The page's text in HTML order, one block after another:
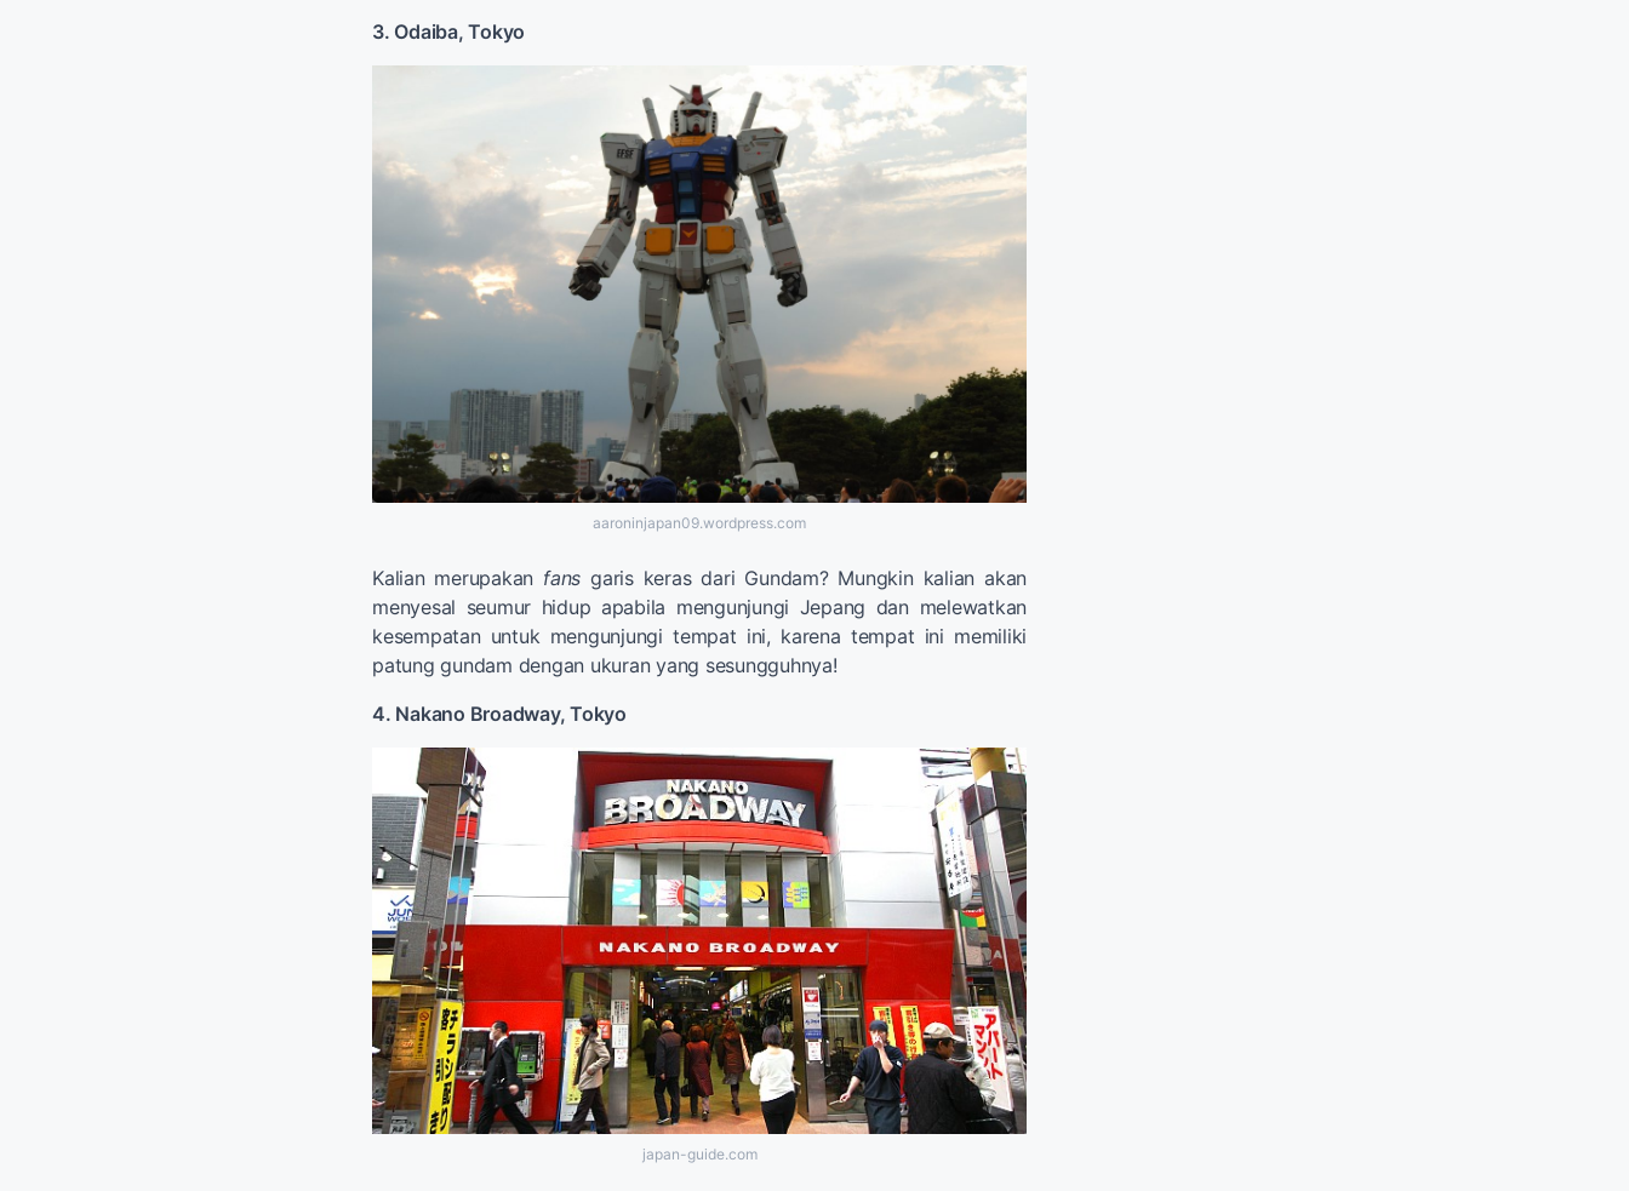
3. Odaiba, Tokyo
aaroninjapan09.wordpress.com
Kalian merupakan fans garis keras dari Gundam? Mungkin kalian akan
menyesal seumur hidup apabila mengunjungi Jepang dan melewatkan
kesempatan untuk mengunjungi tempat ini, karena tempat ini memiliki
patung gundam dengan ukuran yang sesungguhnya!
4. Nakano Broadway, Tokyo
japan-guide.com